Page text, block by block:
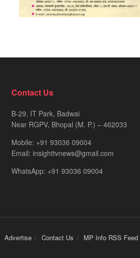
Contact Us
B-29, IT Park, Badwai
Near RGPV, Bhopal (M. P.) – 462033
Mobile: +91 93036 09004
Email: insighttvnews@gmail.com
WhatsApp: +91 93036 09004
Advertise Contact Us MP Info RSS Feed